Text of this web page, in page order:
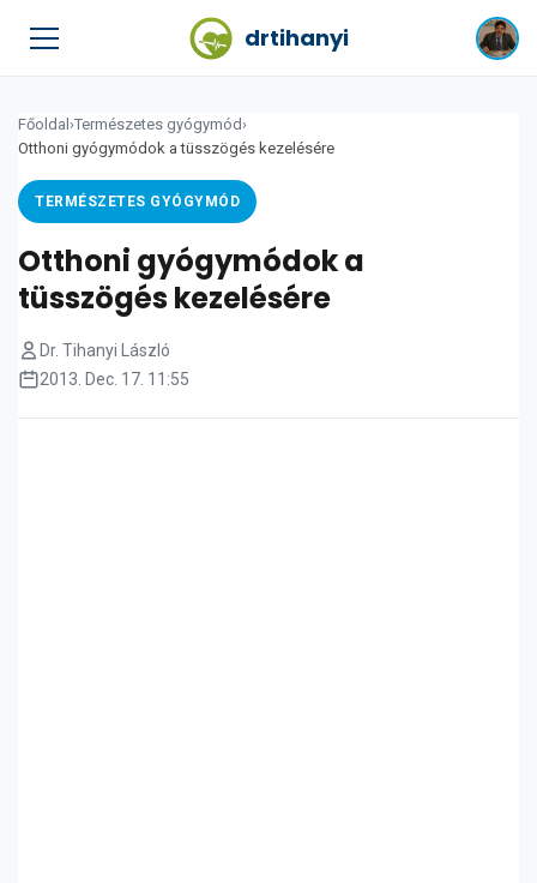
drtihanyi
Főoldal ›Természetes gyógymód ›
Otthoni gyógymódok a tüsszögés kezelésére
TERMÉSZETES GYÓGYMÓD
Otthoni gyógymódok a
tüsszögés kezelésére
Dr. Tihanyi László
2013. Dec. 17. 11:55